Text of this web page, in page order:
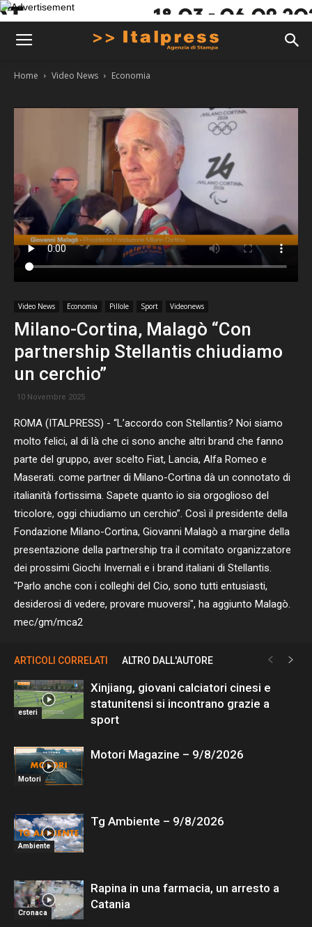
Home Video News Economia
Video News Economia Pillole Sport Videonews
Milano-Cortina, Malagò “Con
partnership Stellantis chiudiamo
un cerchio”
10 Novembre 2025
ROMA (ITALPRESS) - “L’accordo con Stellantis? Noi siamo
molto felici, al di là che ci sono anche altri brand che fanno
parte del gruppo, aver scelto Fiat, Lancia, Alfa Romeo e
Maserati. come partner di Milano-Cortina dà un connotato di
italianità fortissima. Sapete quanto io sia orgoglioso del
tricolore, oggi chiudiamo un cerchio”. Così il presidente della
Fondazione Milano-Cortina, Giovanni Malagò a margine della
presentazione della partnership tra il comitato organizzatore
dei prossimi Giochi Invernali e i brand italiani di Stellantis.
"Parlo anche con i colleghi del Cio, sono tutti entusiasti,
desiderosi di vedere, provare muoversi", ha aggiunto Malagò.
mec/gm/mca2
ARTICOLI CORRELATI ALTRO DALL'AUTORE
esteri
Xinjiang, giovani calciatori cinesi e
statunitensi si incontrano grazie a
sport
Motori
Motori Magazine – 9/8/2026
Ambiente
Tg Ambiente – 9/8/2026
Cronaca
Rapina in una farmacia, un arresto a
Catania